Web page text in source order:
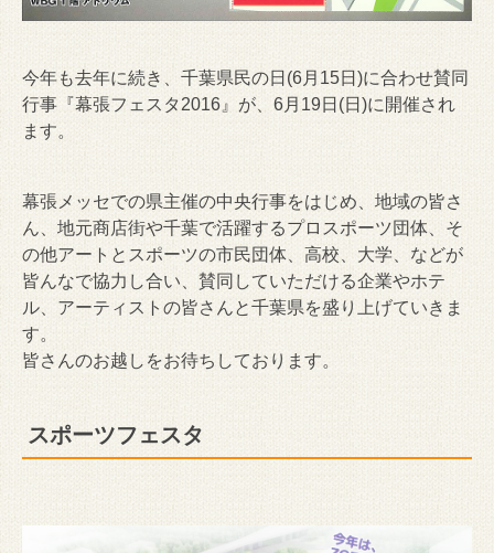
今年も去年に続き、千葉県民の日(6月15日)に合わせ賛同
行事『幕張フェスタ2016』が、6月19日(日)に開催され
ます。
幕張メッセでの県主催の中央行事をはじめ、地域の皆さ
ん、地元商店街や千葉で活躍するプロスポーツ団体、そ
の他アートとスポーツの市民団体、高校、大学、などが
皆んなで協力し合い、賛同していただける企業やホテ
ル、アーティストの皆さんと千葉県を盛り上げていきま
す。
皆さんのお越しをお待ちしております。
スポーツフェスタ